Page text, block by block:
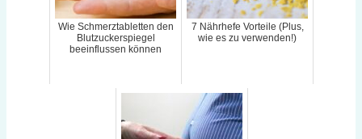
Wie Schmerztabletten den
Blutzuckerspiegel
beeinflussen können
7 Nährhefe Vorteile (Plus,
wie es zu verwenden!)